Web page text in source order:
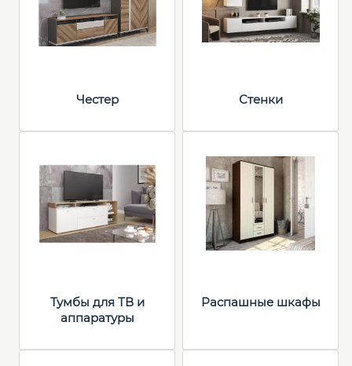
Честер Стенки
Тумбы для ТВ и
аппаратуры
Распашные шкафы